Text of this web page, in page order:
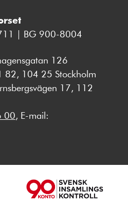
| BG 900-8004
126
82, 104 25 Stockholm
17, 112
00, E-mail: